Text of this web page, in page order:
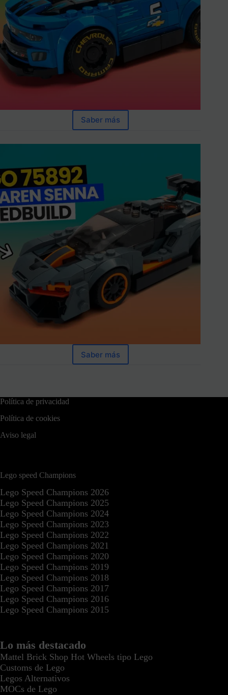
Saber más
Saber más
Política de privacidad
Política de cookies
Aviso legal
Lego speed Champions
Lego Speed Champions 2026
Lego Speed Champions 2025
Lego Speed Champions 2024
Lego Speed Champions 2023
Lego Speed Champions 2022
Lego Speed Champions 2021
Lego Speed Champions 2020
Lego Speed Champions 2019
Lego Speed Champions 2018
Lego Speed Champions 2017
Lego Speed Champions 2016
Lego Speed Champions 2015
Lo más destacado
Mattel Brick Shop Hot Wheels tipo Lego
Customs de Lego
Legos Alternativos
MOCs de Lego